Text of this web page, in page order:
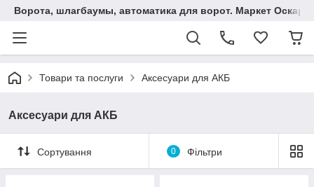
Ворота, шлагбаумы, автоматика для ворот. Маркет Оскар.
Товари та послуги Аксесуари для АКБ
Аксесуари для АКБ
Сортування 0 Фільтри